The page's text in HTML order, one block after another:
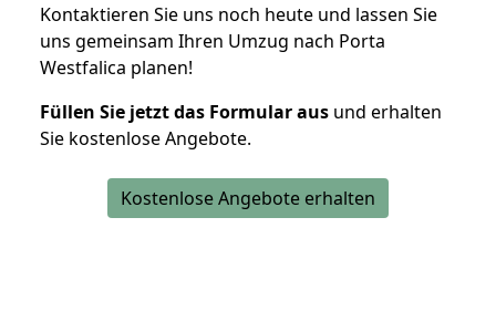
Kontaktieren Sie uns noch heute und lassen Sie
uns gemeinsam Ihren Umzug nach Porta
Westfalica planen!
Füllen Sie jetzt das Formular aus und erhalten
Sie kostenlose Angebote.
Kostenlose Angebote erhalten